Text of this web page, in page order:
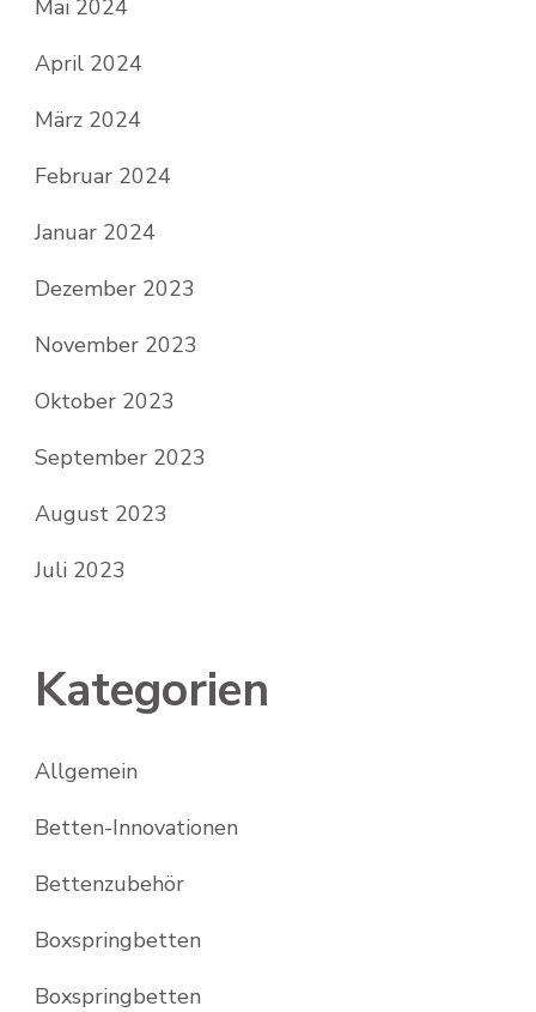
Mai 2024
April 2024
März 2024
Februar 2024
Januar 2024
Dezember 2023
November 2023
Oktober 2023
September 2023
August 2023
Juli 2023
Kategorien
Allgemein
Betten-Innovationen
Bettenzubehör
Boxspringbetten
Boxspringbetten